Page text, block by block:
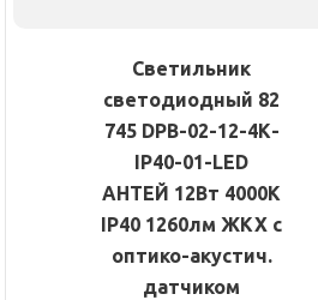
Светильник
светодиодный 82
745 DPB-02-12-4К-
IP40-01-LED
АНТЕЙ 12Вт 4000К
IP40 1260лм ЖКХ с
оптико-акустич.
датчиком